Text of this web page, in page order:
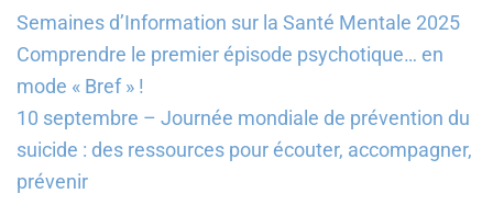
Semaines d’Information sur la Santé Mentale 2025
Comprendre le premier épisode psychotique… en
mode « Bref » !
10 septembre – Journée mondiale de prévention du
suicide : des ressources pour écouter, accompagner,
prévenir